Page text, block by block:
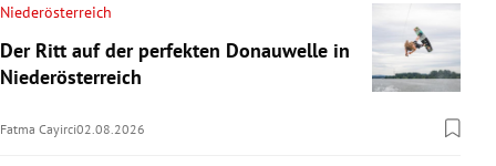
Niederösterreich
Der Ritt auf der perfekten Donauwelle in
Niederösterreich
Fatma Cayirci02.08.2026